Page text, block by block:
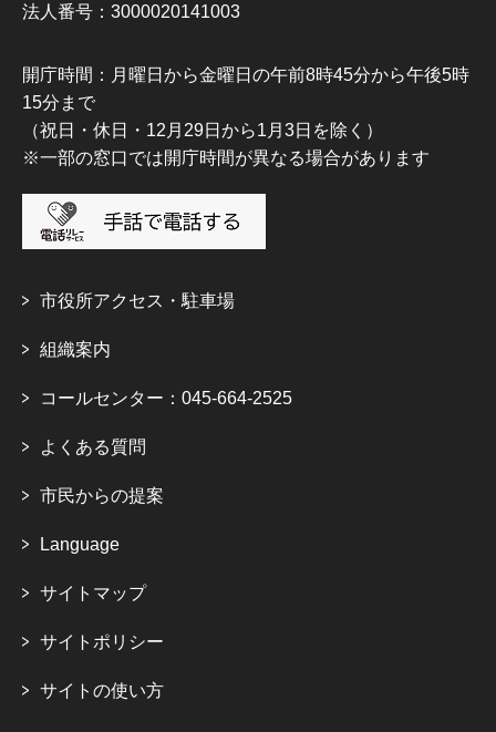
法人番号：3000020141003
開庁時間：月曜日から金曜日の午前8時45分から午後5時
15分まで
（祝日・休日・12月29日から1月3日を除く）
※一部の窓口では開庁時間が異なる場合があります
市役所アクセス・駐車場
組織案内
コールセンター：045-664-2525
よくある質問
市民からの提案
Language
サイトマップ
サイトポリシー
サイトの使い方